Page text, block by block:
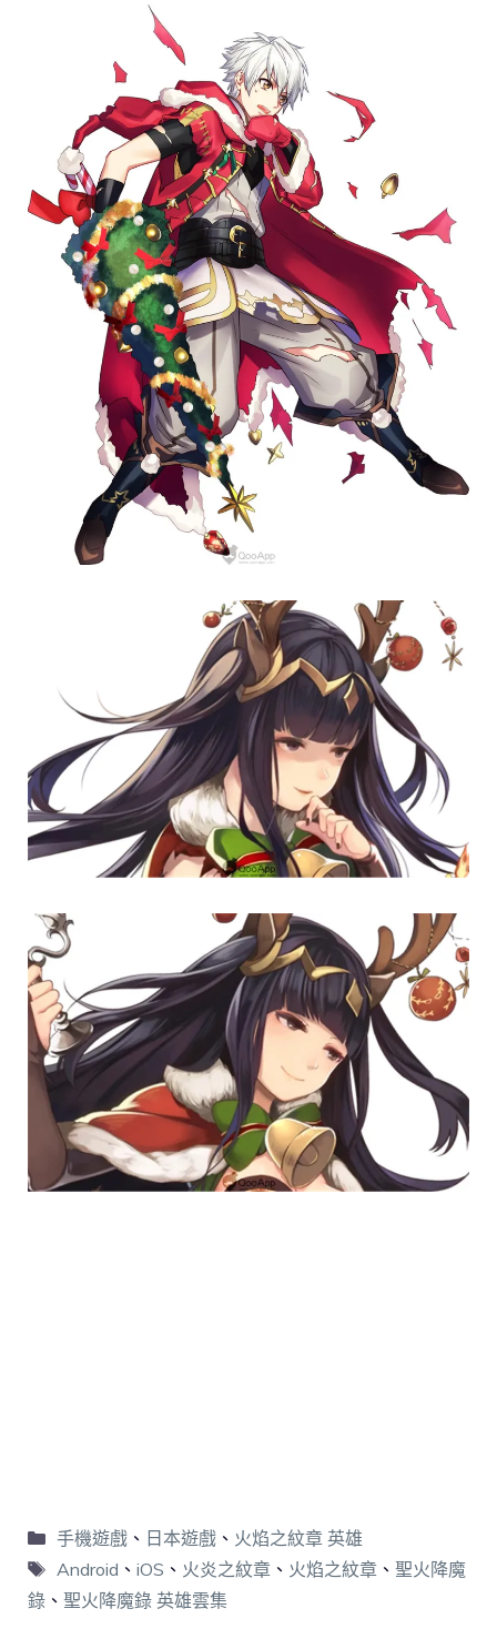
手機遊戲、 日本遊戲、 火焰之紋章 英雄
Android 、 iOS 、 火炎之紋章、 火焰之紋章、 聖火降魔
錄 、 聖火降魔錄 英雄雲集